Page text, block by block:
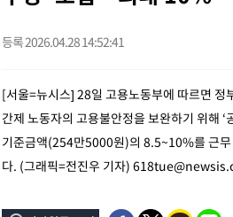
등록 2026.04.28 14:52:41
[서울=뉴시스] 28일 고용노동부에 따르면 정
간제 노동자의 고용불안정을 보완하기 위해 ‘
기준금액(254만5000원)의 8.5~10%를 근무
다. (그래픽=전진우 기자)